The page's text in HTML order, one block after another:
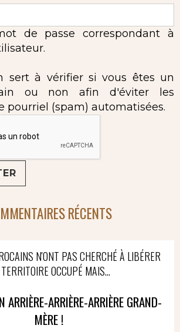
de passe correspondant à
sert à vérifier si vous êtes un
ou non afin d'éviter les
pourriel (spam) automatisées.
RÉCENTS
N'ONT PAS CHERCHÉ À LIBÉRER
OCCUPÉ MAIS...
ARRIÈRE-ARRIÈRE-ARRIÈRE GRAND-
MÈRE !